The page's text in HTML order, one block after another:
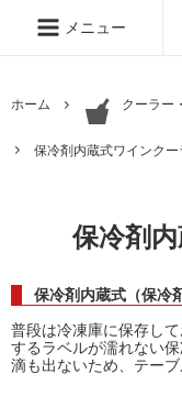
メニュー
ホーム クーラー
保冷剤内蔵式ワインクー
保冷剤
保冷剤内蔵式（保冷
普段は冷凍庫に保存し
するラベルが濡れない
滴も出ないため、テー